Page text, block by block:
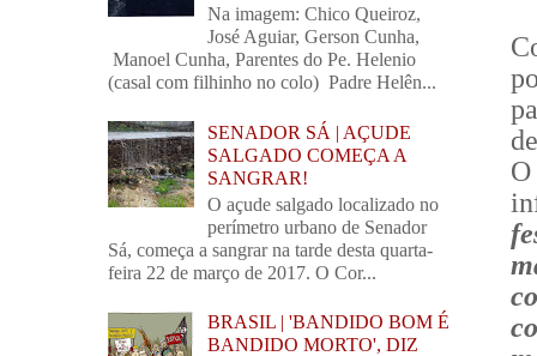
Na imagem: Chico Queiroz,
José Aguiar, Gerson Cunha,
Manoel Cunha, Parentes do Pe. Helenio
(casal com filhinho no colo) Padre Helên...
SENADOR SÁ | AÇUDE
SALGADO COMEÇA A
SANGRAR!
O açude salgado localizado no
perímetro urbano de Senador
Sá, começa a sangrar na tarde desta quarta-
feira 22 de março de 2017. O Cor...
BRASIL | 'BANDIDO BOM É
BANDIDO MORTO', DIZ